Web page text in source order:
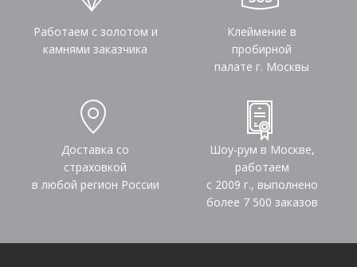
Работаем с золотом и
камнями заказчика
Клеймение в
пробирной
палате г. Москвы
Доставка со
страховкой
в любой регион России
Шоу-рум в Москве,
работаем
с 2009 г., выполнено
более 7 500 заказов